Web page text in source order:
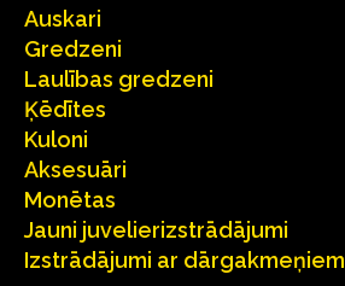
Auskari
Gredzeni
Laulības gredzeni
Ķēdītes
Kuloni
Aksesuāri
Monētas
Jauni juvelierizstrādājumi
Izstrādājumi ar dārgakmeņiem